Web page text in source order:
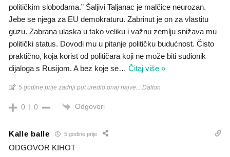
političkim slobodama.” Šaljivi Taljanac je malčice neurozan.
Jebe se njega za EU demokraturu. Zabrinut je on za vlastitu
guzu. Zabrana ulaska u tako veliku i važnu zemlju snižava mu
politički status. Dovodi mu u pitanje političku budućnost. Čisto
praktično, koja korist od političara koji ne može biti sudionik
dijaloga s Rusijom. A bez koje se… Čitaj više »
5 godine prije zadnji put uredio onaj najve... Dalton
0 0 Odgovori
Kalle balle 5 godine prije
ODGOVOR KIHOT